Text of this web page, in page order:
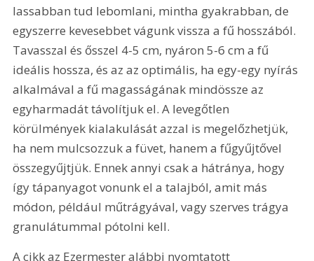
lassabban tud lebomlani, mintha gyakrabban, de
egyszerre kevesebbet vágunk vissza a fű hosszából.
Tavasszal és ősszel 4-5 cm, nyáron 5-6 cm a fű
ideális hossza, és az az optimális, ha egy-egy nyírás
alkalmával a fű magasságának mindössze az
egyharmadát távolítjuk el. A levegőtlen
körülmények kialakulását azzal is megelőzhetjük,
ha nem mulcsozzuk a füvet, hanem a fűgyűjtővel
összegyűjtjük. Ennek annyi csak a hátránya, hogy
így tápanyagot vonunk el a talajból, amit más
módon, például műtrágyával, vagy szerves trágya
granulátummal pótolni kell.
A cikk az Ezermester alábbi nyomtatott